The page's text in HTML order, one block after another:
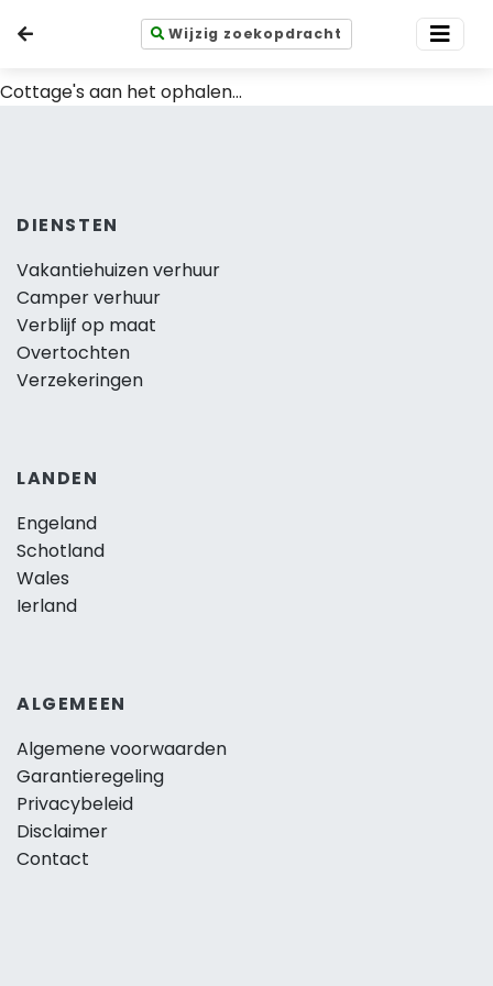
Wijzig zoekopdracht
Cottage's aan het ophalen...
DIENSTEN
Vakantiehuizen verhuur
Camper verhuur
Verblijf op maat
Overtochten
Verzekeringen
LANDEN
Engeland
Schotland
Wales
Ierland
ALGEMEEN
Algemene voorwaarden
Garantieregeling
Privacybeleid
Disclaimer
Contact